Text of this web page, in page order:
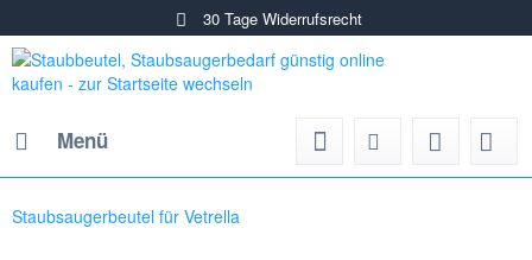
30 Tage Widerrufsrecht
Menü
Staubsaugerbeutel für Vetrella